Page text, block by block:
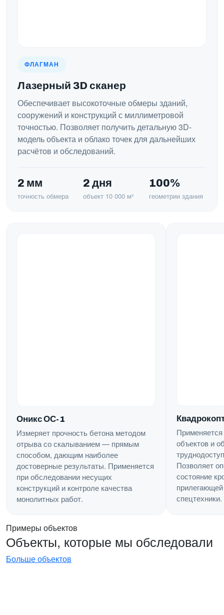
ФЛАГМАН
Лазерный 3D сканер
Обеспечивает высокоточные обмеры зданий,
сооружений и конструкций с миллиметровой
точностью. Позволяет получить детальную 3D-
модель объекта и облако точек для дальнейших
расчётов и обследований.
2 мм
точность обмера
2 дня
объект 10 000 м²
100%
геометрии здания
Оникс ОС-1
Измеряет прочность бетона методом
отрыва со скалыванием — прямым
способом, дающим наиболее
достоверные результаты. Применяется
при обследовании несущих
конструкций и контроле качества
монолитных работ.
объектов и
Позволяет
состояние
спецтехники.
Примеры объектов
Объекты, которые мы обследовали
Больше объектов